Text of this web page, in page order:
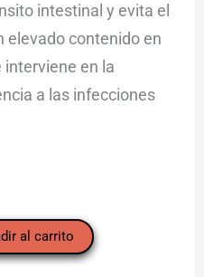
intestinal y evita el
elevado contenido en
en la
a las infecciones
al carrito